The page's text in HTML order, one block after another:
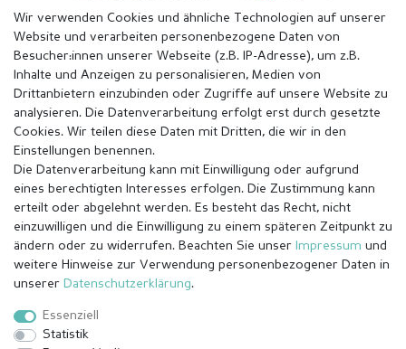
Impressum Daten­schutz­erklärung
Barrierefreiheitserklärung
Wir verwenden Cookies und ähnliche Technologien auf unserer
Website und verarbeiten personenbezogene Daten von
Besucher:innen unserer Webseite (z.B. IP-Adresse), um z.B.
Inhalte und Anzeigen zu personalisieren, Medien von
Drittanbietern einzubinden oder Zugriffe auf unsere Website zu
analysieren. Die Datenverarbeitung erfolgt erst durch gesetzte
Cookies. Wir teilen diese Daten mit Dritten, die wir in den
Einstellungen benennen.
Die Datenverarbeitung kann mit Einwilligung oder aufgrund
eines berechtigten Interesses erfolgen. Die Zustimmung kann
erteilt oder abgelehnt werden. Es besteht das Recht, nicht
einzuwilligen und die Einwilligung zu einem späteren Zeitpunkt zu
ändern oder zu widerrufen. Beachten Sie unser Impressum und
weitere Hinweise zur Verwendung personenbezogener Daten in
unserer Daten­schutz­erklärung.
Essenziell
Statistik